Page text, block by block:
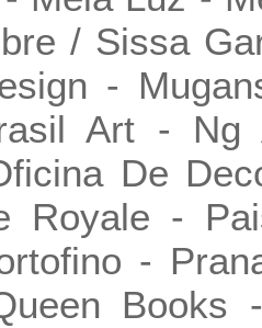
/ Sissa
-
Art - Ng
De
Royale -
-
Books